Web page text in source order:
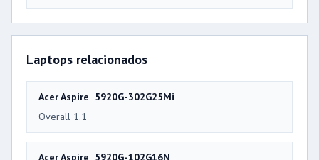
Laptops relacionados
Acer Aspire 5920G-302G25Mi
Overall 1.1
Acer Aspire 5920G-102G16N